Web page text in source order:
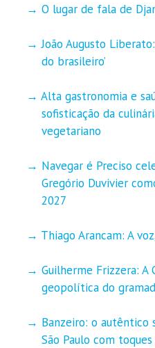
O lugar de fala de
João Augusto
do brasileiro’
Alta gastronomia e
sofisticação da
vegetariano
Navegar é Preciso
Gregório Duvivier
2027
Thiago Arancam: A
Guilherme Frizzera: A
geopolítica do
Banzeiro: o autêntico
São Paulo com